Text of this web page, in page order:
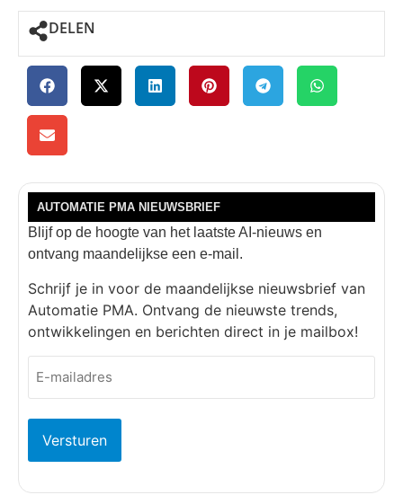
DELEN
AUTOMATIE PMA NIEUWSBRIEF
Blijf op de hoogte van het laatste AI-nieuws en
ontvang maandelijkse een e-mail.
Schrijf je in voor de maandelijkse nieuwsbrief van
Automatie PMA. Ontvang de nieuwste trends,
ontwikkelingen en berichten direct in je mailbox!
E-
mailadres